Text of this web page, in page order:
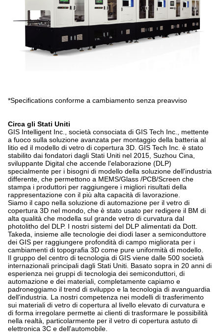
*Specifications conforme a cambiamento senza preavviso
Circa gli Stati Uniti
GIS Intelligent Inc., società consociata di GIS Tech Inc., mettente
a fuoco sulla soluzione avanzata per montaggio della batteria al
litio ed il modello di vetro di copertura 3D. GIS Tech Inc. è stato
stabilito dai fondatori dagli Stati Uniti nel 2015, Suzhou Cina,
sviluppante Digital che accende l'elaborazione (DLP)
specialmente per i bisogni di modello della soluzione dell'industria
differente, che permettono a MEMS/Glass /PCB/Screen che
stampa i produttori per raggiungere i migliori risultati della
rappresentazione con il più alta capacità di lavorazione.
Siamo il capo nella soluzione di automazione per il vetro di
copertura 3D nel mondo, che è stato usato per redigere il BM di
alta qualità che modella sul grande vetro di curvatura dal
photolitho del DLP. I nostri sistemi del DLP alimentati da Dott.
Takeda, insieme alle tecnologie dei diodi laser a semiconduttore
dei GIS per raggiungere profondità di campo migliorata per i
cambiamenti di topografia 3D come pure uniformità di modello.
Il gruppo del centro di tecnologia di GIS viene dalle 500 società
internazionali principali dagli Stati Uniti. Basato sopra in 20 anni di
esperienza nei gruppi di tecnologia dei semiconduttori, di
automazione e dei materiali, completamente capiamo e
padroneggiamo il trend di sviluppo e la tecnologia di avanguardia
dell'industria. La nostri competenza nei modelli di trasferimento
sui materiali di vetro di copertura al livello elevato di curvatura e
di forma irregolare permette ai clienti di trasformare le possibilità
nella realtà, particolarmente per il vetro di copertura astuto di
elettronica 3C e dell'automobile.